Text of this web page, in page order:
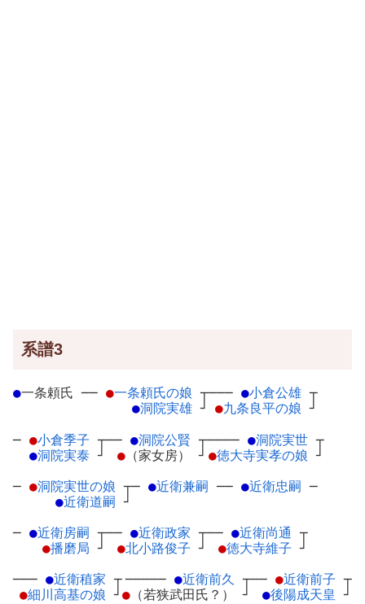
系譜3
●一条頼氏 ── ●一条頼氏の娘 ┬
●洞院実雄 ┘
─── ●小倉公雄 ┬
●九条良平の娘 ┘
─ ●小倉季子 ┬
●洞院実泰 ┘
── ●洞院公賢 ┬
● （家女房） ┘
──── ●洞院実世 ┬
●徳大寺実孝の娘 ┘
─ ●洞院実世の娘 ┬
●近衛道嗣 ┘
─ ●近衛兼嗣 ── ●近衛忠嗣 ─
─ ●近衛房嗣 ┬
●播磨局 ┘
── ●近衛政家 ┬
●北小路俊子 ┘
── ●近衛尚通 ┬
●徳大寺維子 ┘
─── ●近衛稙家 ┬
●細川高基の娘 ┘
───── ●近衛前久 ┬
● （若狭武田氏？） ┘
── ●近衛前子 ┬
●後陽成天皇 ┘